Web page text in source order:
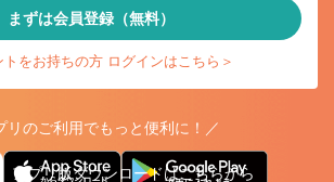
まずは会員登録（無料）
トをお持ちの方 ログインはこちら＞
リのご利用でもっと便利に！／
アプリ版ダウンロードはこちらから